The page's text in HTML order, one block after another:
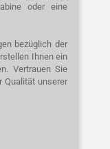
oder eine
bezüglich der
Ihnen ein
Vertrauen Sie
Qualität unserer